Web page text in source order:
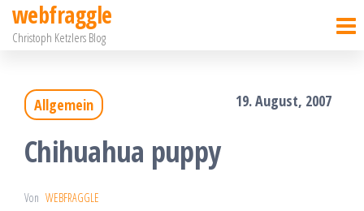
Zum
Inhalt
webfraggle
Christoph Ketzlers Blog
Allgemein 19. August, 2007
Chihuahua puppy
Von WEBFRAGGLE